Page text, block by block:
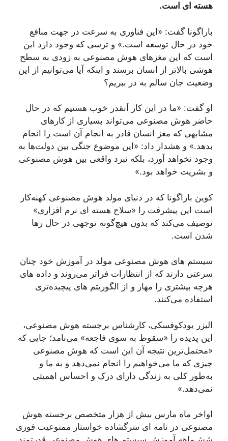
هسته ای است.
باراگونا گفت: «این فناوری به سرعت در جهت منافع
خود در حال توسعه است.» و ترسی که وجود دارد این
است که این مغزهای هوش مصنوعی به زودی به سطح
هوشی بالاتر از انسان برسند و اینکه آیا می‌توانیم از این
وضعیت جان سالم به در ببریم؟
او گفت: «ما در این کار آنقدر خوب هستیم که در حال
حاضر هوش مصنوعی می‌تواند بسیاری از کارهای
مشابهی که مغز انسان قادر به انجام آن است را انجام
بدهد.» و هشدار داد: «این موضوع جنگی بین دولت‌ها به
وجود نخواهد آورد، بلکه نبرد واقعی بین هوش مصنوعی
و بشریت خواهد بود.»
کوین باراگونا که در دنیای مولد هوش مصنوعی کهنه‌کار
است این پیشرفت را «سلاح هسته ای نرم افزاری»
توصیف می‌کند که بدون هیچ‌گونه توجهی در حال رها
شدن است.
سیستم های هوش مصنوعی مولد در آموزش خود چنان
سرعتی دارند که از انتظارات فراتر می‌روند و داده های
هرچه بیشتری را مهار و از الگوریتم های پیچیده‌تری
استفاده می‌کنند.
الیزر یودکوفسکی، کارشناس برجسته هوش مصنوعی،
این پدیده را «سقوط به سوی فاجعه» می‌نامد؛ جایی که
«محتمل‌ترین نتیجه آن این است که هوش مصنوعی
چیزی که ما می‌خواهیم را انجام نمی‌دهد و به ما و
به‌طور کلی به زندگی دارای درک و احساس اهمیتی
نمی‌دهد.»
اواخر ماه مارس بیش از هزار متخصص برجسته هوش
مصنوعی در نامه ای سرگشاده خواستار ممنوعیت فوری